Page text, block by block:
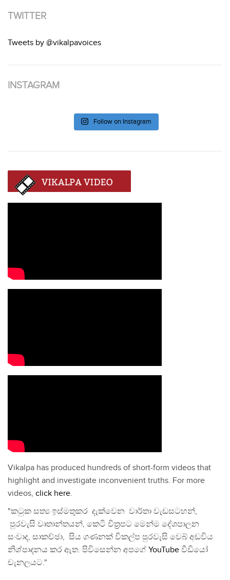
TWITTER
Tweets by @vikalpavoices
INSTAGRAM
Follow on Instagram
Vikalpa has produced hundreds of short-form videos that
highlight and investigate inconvenient truths. For more
videos, click here.
"කටුක සත්‍ය ඉස්මතුකර දැක්වෙන වාර්තා වැඩසටහන්,
පුරවැසි වෘතාන්තයන්, කෙටි චිත්‍රපට මෙන්ම දේශපාලන
සංවාද, සාකච්ඡා, සිය ගණනක් විකල්ප පුරවැසි වෙබ් අඩවිය
නිශ්පාදනය කර ඇත. පිවිසෙන්න අපගේ YouTube වීඩියෝ
චැනලයට."